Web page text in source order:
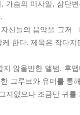
가슴의 미사일, 삼단
신들의 음악을 그저
한다. 제목은 작다
지 않을만한 앨범. 후
그루브와 유머를 통
지없으나 조금만 귀